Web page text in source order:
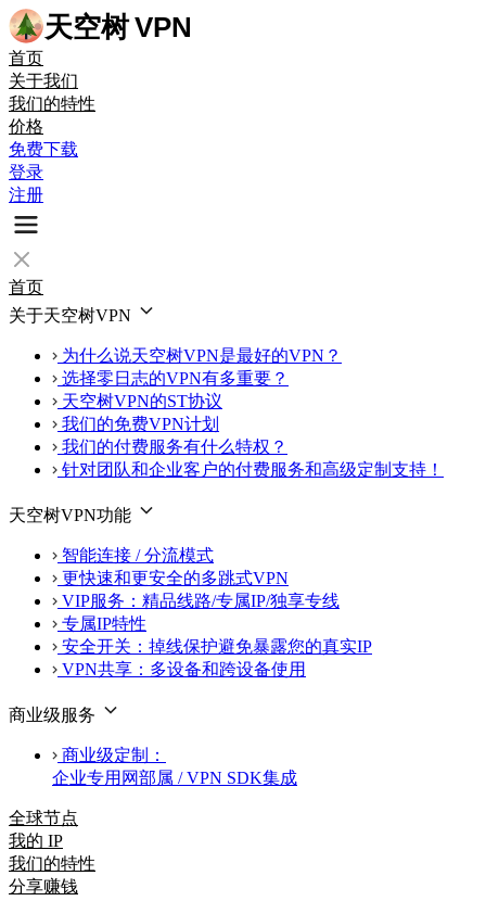
天空树VPN
首页
关于我们
我们的特性
价格
免费下载
登录
注册
首页
关于天空树VPN
为什么说天空树VPN是最好的VPN？
选择零日志的VPN有多重要？
天空树VPN的ST协议
我们的免费VPN计划
我们的付费服务有什么特权？
针对团队和企业客户的付费服务和高级定制支持！
天空树VPN功能
智能连接 / 分流模式
更快速和更安全的多跳式VPN
VIP服务：精品线路/专属IP/独享专线
专属IP特性
安全开关：掉线保护避免暴露您的真实IP
VPN共享：多设备和跨设备使用
商业级服务
商业级定制：
企业专用网部属 / VPN SDK集成
全球节点
我的 IP
我们的特性
分享赚钱